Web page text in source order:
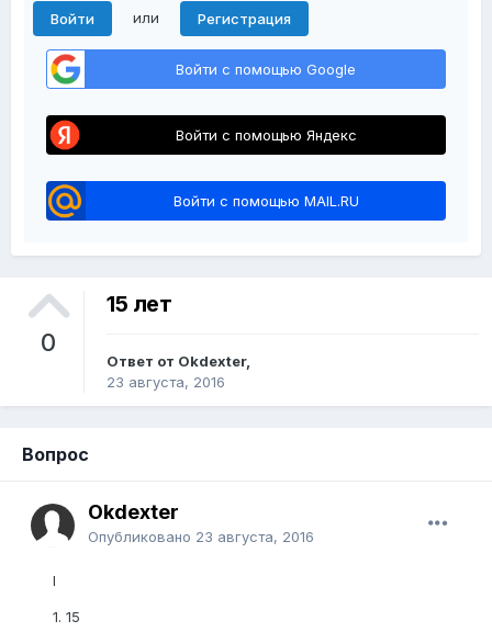
Войти
или Регистрация
Войти с помощью Google
Войти с помощью Яндекс
Войти с помощью MAIL.RU
0
15 лет
Ответ от Okdexter,
23 августа, 2016
Вопрос
Okdexter
Опубликовано 23 августа, 2016
I
1. 15